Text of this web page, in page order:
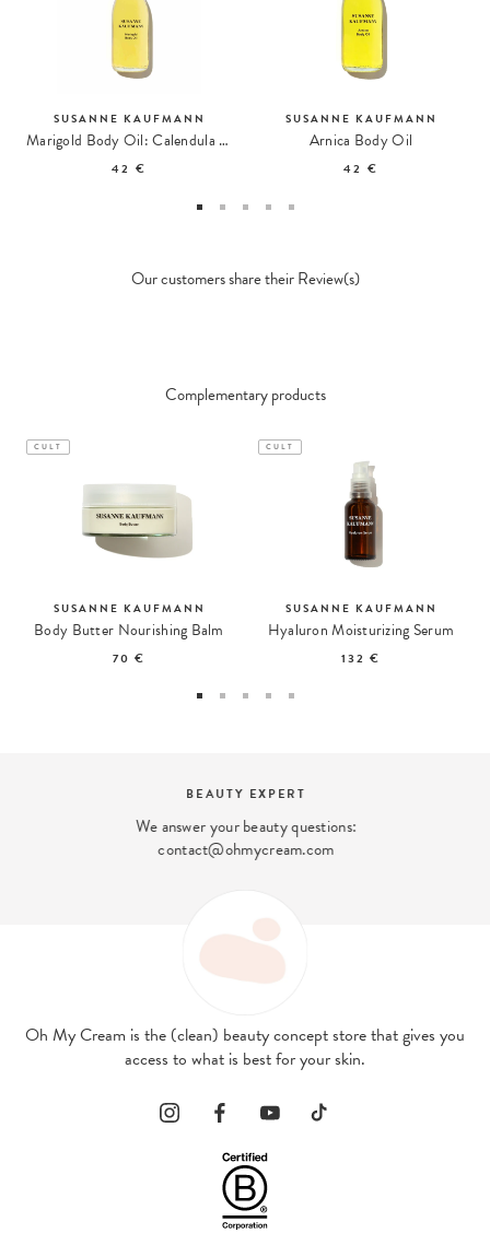
SUSANNE KAUFMANN
Marigold Body Oil: Calendula Body Oil
42 €
SUSANNE KAUFMANN
Arnica Body Oil
42 €
Our customers share their Review(s)
Complementary products
CULT
SUSANNE KAUFMANN
Body Butter Nourishing Balm
70 €
CULT
SUSANNE KAUFMANN
Hyaluron Moisturizing Serum
132 €
BEAUTY EXPERT
We answer your beauty questions:
contact@ohmycream.com
Oh My Cream is the (clean) beauty concept store that gives you
access to what is best for your skin.